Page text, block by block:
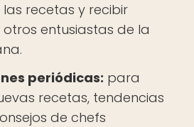
recetas y recibir
entusiastas de la
periódicas: para
recetas, tendencias
de chefs